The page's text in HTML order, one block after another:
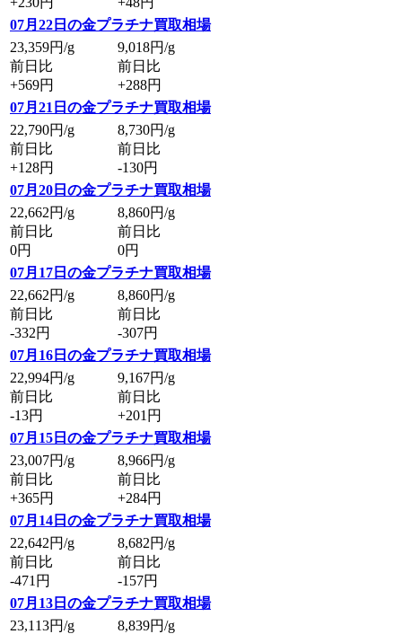
07月22日の金プラチナ買取相場
23,359円/g
前日比
+569円
9,018円/g
前日比
+288円
07月21日の金プラチナ買取相場
22,790円/g
前日比
+128円
8,730円/g
前日比
-130円
07月20日の金プラチナ買取相場
22,662円/g
前日比
0円
8,860円/g
前日比
0円
07月17日の金プラチナ買取相場
22,662円/g
前日比
-332円
8,860円/g
前日比
-307円
07月16日の金プラチナ買取相場
22,994円/g
前日比
-13円
9,167円/g
前日比
+201円
07月15日の金プラチナ買取相場
23,007円/g
前日比
+365円
8,966円/g
前日比
+284円
07月14日の金プラチナ買取相場
22,642円/g
前日比
-471円
8,682円/g
前日比
-157円
07月13日の金プラチナ買取相場
23,113円/g
8,839円/g